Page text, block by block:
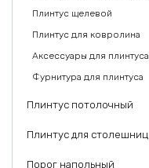
Плинтус щелевой
Плинтус для ковролина
Аксессуары для плинтуса
Фурнитура для плинтуса
Плинтус потолочный
Плинтус для столешниц
Порог напольный